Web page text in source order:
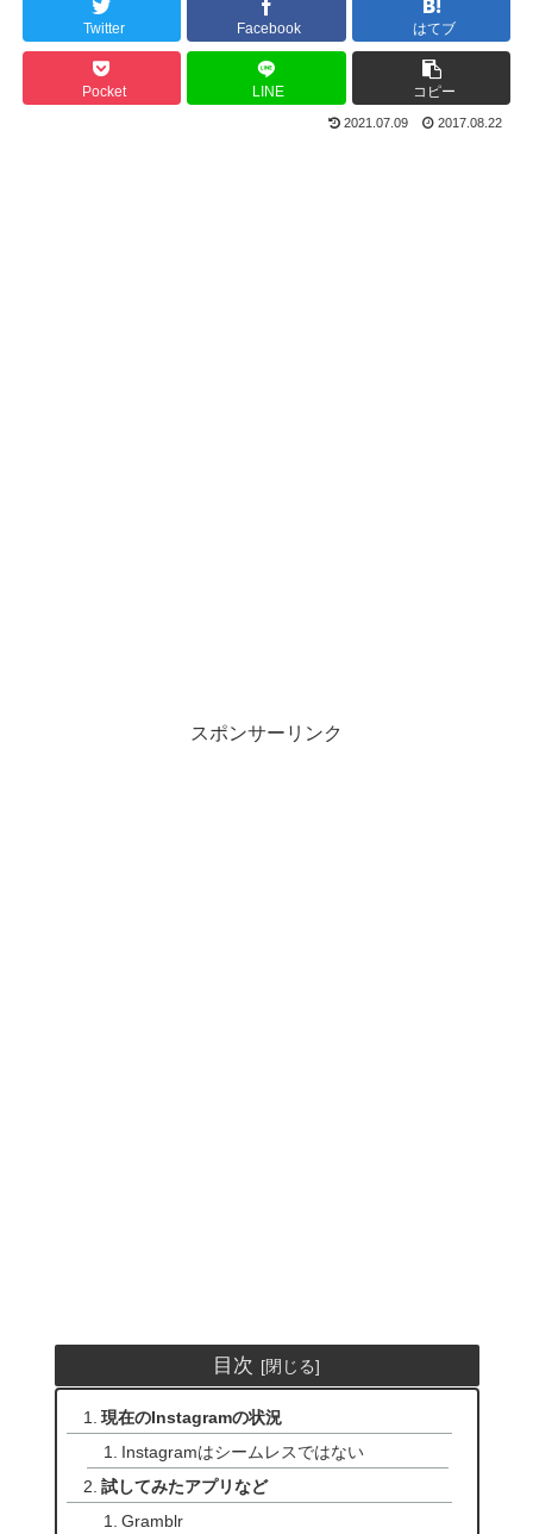
Twitter Facebook はてブ
Pocket LINE コピー
2021.07.09 2017.08.22
スポンサーリンク
目次
現在のInstagramの状況
Instagramはシームレスではない
試してみたアプリなど
Gramblr